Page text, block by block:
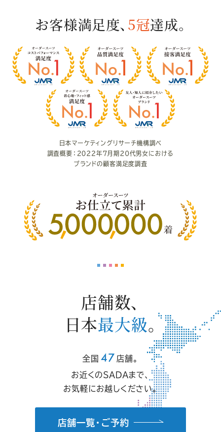
客
様
満
お客様満足度、 5冠達成。
日本マーケティングリサーチ機構調べ
調査概要：2022年7月期20代男女における
ブランドの顧客満足度調査
店舗数、
日本最大級。
全国 47 店舗。
お近くのSADAまで、
お気軽にお越しください。
店舗一覧・ご予約